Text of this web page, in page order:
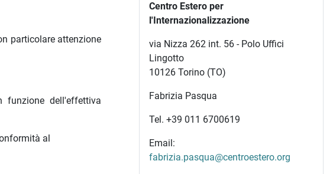
particolare attenzione
funzione dell'effettiva
al
Centro Estero per
l'Internazionalizzazione
via Nizza 262 int. 56 - Polo Uffici
Lingotto
10126 Torino (TO)
Fabrizia Pasqua
Tel. +39 011 6700619
Email:
fabrizia.pasqua@centroestero.org